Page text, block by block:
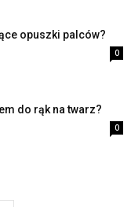
opuszki palców?
0
do rąk na twarz?
0